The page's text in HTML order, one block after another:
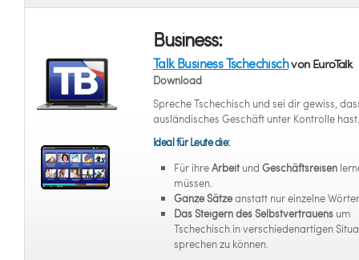
Business:
Talk Business Tschechischvon EuroTalk
Download
Spreche Tschechisch und sei dir gewiss,
ausländisches Geschäft unter Kontrolle hast.
Ideal für Leute die:
Für ihreArbeit und Geschäftsreisen
müssen.
Ganze Sätzeanstatt nur einzelne
Das Steigern des Selbstvertrauens um
Tschechisch in verschiedenartigen
sprechen zu können.